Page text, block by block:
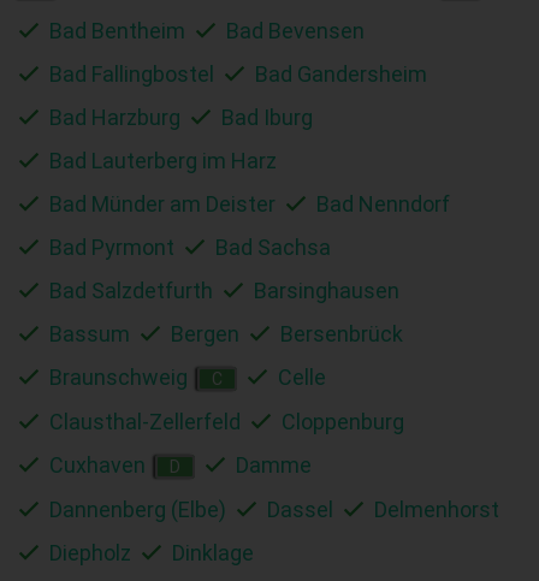
Bad Bentheim
Bad Bevensen
Bad Fallingbostel
Bad Gandersheim
Bad Harzburg
Bad Iburg
Bad Lauterberg im Harz
Bad Münder am Deister
Bad Nenndorf
Bad Pyrmont
Bad Sachsa
Bad Salzdetfurth
Barsinghausen
Bassum
Bergen
Bersenbrück
Braunschweig
C
Celle
Clausthal-Zellerfeld
Cloppenburg
Cuxhaven
D
Damme
Dannenberg (Elbe)
Dassel
Delmenhorst
Diepholz
Dinklage